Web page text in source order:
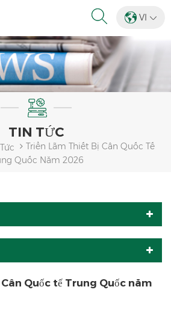
VI
TIN TỨC
Triển Lãm Thiết Bị Cân Quốc Tế
Quốc Năm 2026
Quốc tế Trung Quốc năm